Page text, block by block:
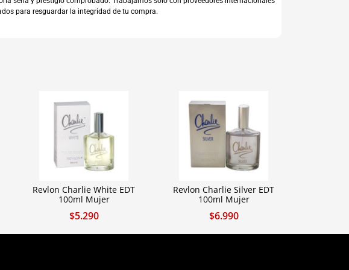
para resguardar la integridad de tu compra.
Revlon Charlie White EDT
100ml Mujer
$5.290
Revlon Charlie Silver EDT
100ml Mujer
$6.990